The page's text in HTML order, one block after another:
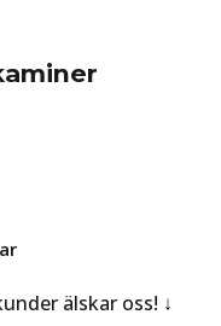
älskar oss!